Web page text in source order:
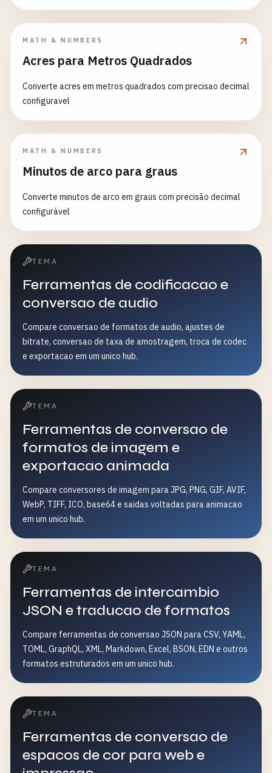
MATH & NUMBERS
Acres para Metros Quadrados
Converte acres em metros quadrados com precisao decimal
configuravel
MATH & NUMBERS
Minutos de arco para graus
Converte minutos de arco em graus com precisão decimal
configurável
TEMA
Ferramentas de codificacao e
conversao de audio
Compare conversao de formatos de audio, ajustes de
bitrate, conversao de taxa de amostragem, troca de codec
e exportacao em um unico hub.
TEMA
Ferramentas de conversao de
formatos de imagem e
exportacao animada
Compare conversores de imagem para JPG, PNG, GIF, AVIF,
WebP, TIFF, ICO, base64 e saidas voltadas para animacao
em um unico hub.
TEMA
Ferramentas de intercambio
JSON e traducao de formatos
Compare ferramentas de conversao JSON para CSV, YAML,
TOML, GraphQL, XML, Markdown, Excel, BSON, EDN e outros
formatos estruturados em um unico hub.
TEMA
Ferramentas de conversao de
espacos de cor para web e